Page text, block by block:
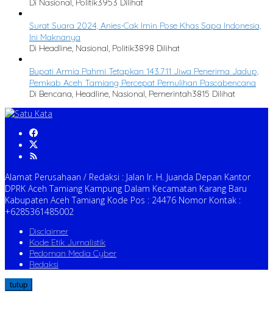
Surat Suara 2024, Anies-Cak Imin Pose Khas Sapa Indonesia,
Ini Maknanya
Di Headline, Nasional, Politik3898 Dilihat
Bupati Armia Pahmi Tetapkan 143.711 Jiwa Penerima Jadup,
Pemkab Aceh Tamiang Percepat Pemulihan Pascabencana
Di Bencana, Headline, Nasional, Pemerintah3815 Dilihat
Alamat Perusahaan / Redaksi : Jalan Ir. H. Juanda Depan Kantor
DPRK Aceh Tamiang Kampung Dalam Kecamatan Karang Baru
Kabupaten Aceh Tamiang Kode Pos : 24476 Nomor Kontak :
+6285361485002
Disclaimer
Kode Etik Jurnalistik
Pedoman Media Cyber
Redaksi
tutup